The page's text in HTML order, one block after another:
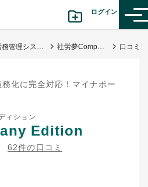
ログイン
労務管理システム 社労夢Company Edition
化に完全対応！マイナポー
ィション
Edition
62件の口コミ